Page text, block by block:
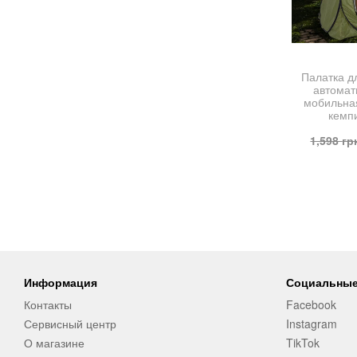
Палатка
1,598
Информация
Контакты
Сервисный центр
О магазине
Facebook
Instagram
TikTok